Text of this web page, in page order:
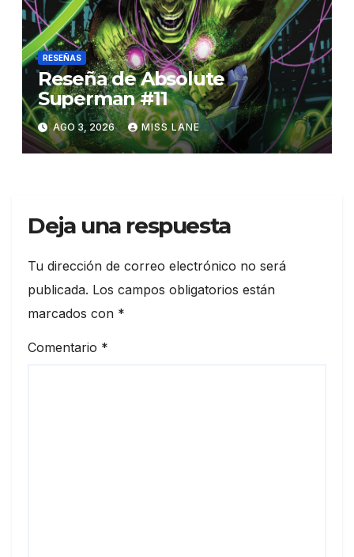
RESEÑAS
Reseña de Absolute
Superman #11
AGO 3, 2026 MISS LANE
Deja una respuesta
Tu dirección de correo electrónico no será
publicada. Los campos obligatorios están
marcados con *
Comentario *